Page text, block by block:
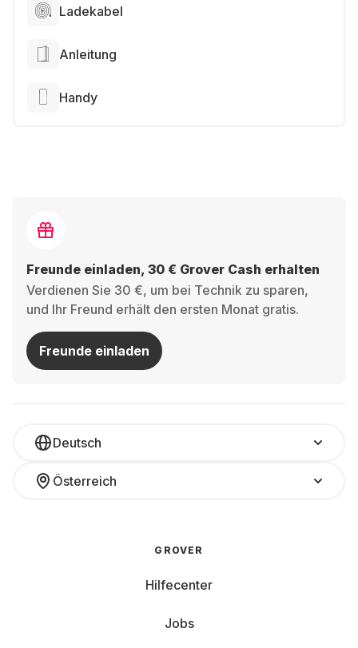
Ladekabel
Anleitung
Handy
Freunde einladen, 30 € Grover Cash erhalten
Verdienen Sie 30 €, um bei Technik zu sparen,
und Ihr Freund erhält den ersten Monat gratis.
Freunde einladen
Deutsch
Österreich
GROVER
Hilfecenter
Jobs